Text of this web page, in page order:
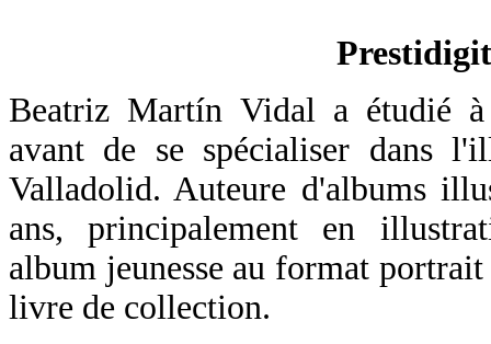
Beatriz Martín Vidal a étudié à
avant de se spécialiser dans
Valladolid. Auteure d'albums
ans, principalement en
album jeunesse au format
livre de collection.